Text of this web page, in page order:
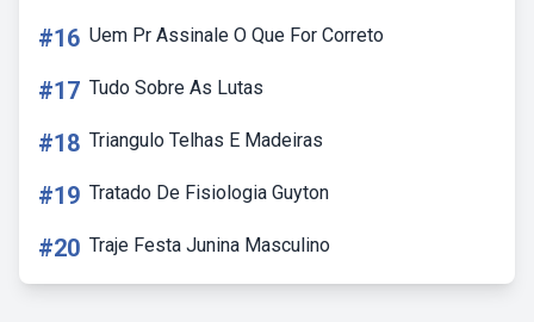
#16 Uem Pr Assinale O Que For Correto
#17 Tudo Sobre As Lutas
#18 Triangulo Telhas E Madeiras
#19 Tratado De Fisiologia Guyton
#20 Traje Festa Junina Masculino